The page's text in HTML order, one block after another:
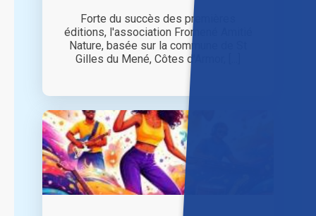
Forte du succès des premières
éditions, l'association Fromené Amitié
Nature, basée sur la commune de St
Gilles du Mené, Côtes d'Armor, [...]